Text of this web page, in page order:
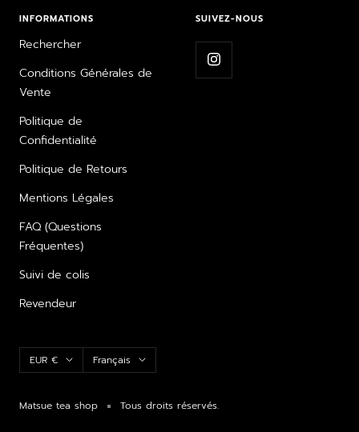
INFORMATIONS
Rechercher
Conditions Générales de
Vente
Politique de
Confidentialité
Politique de Retours
Mentions Légales
FAQ (Questions
Fréquentes)
Suivi de colis
Revendeur
SUIVEZ-NOUS
Devise
EUR € Langue
Français
Matsue tea shop Tous droits réservés.